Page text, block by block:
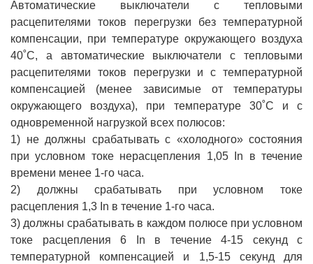
Автоматические выключатели с тепловыми
расцепителями токов перегрузки без температурной
компенсации, при температуре окружающего воздуха
40˚С, а автоматические выключатели с тепловыми
расцепителями токов перегрузки и с температурной
компенсацией (менее зависимые от температуры
окружающего воздуха), при температуре 30˚С и с
одновременной нагрузкой всех полюсов:
1) не должны срабатывать с «холодного» состояния
при условном токе нерасцепления 1,05 In в течение
времени менее 1-го часа.
2) должны срабатывать при условном токе
расцепления 1,3 In в течение 1-го часа.
3) должны срабатывать в каждом полюсе при условном
токе расцепления 6 In в течение 4-15 секунд с
температурной компенсацией и 1,5-15 секунд для